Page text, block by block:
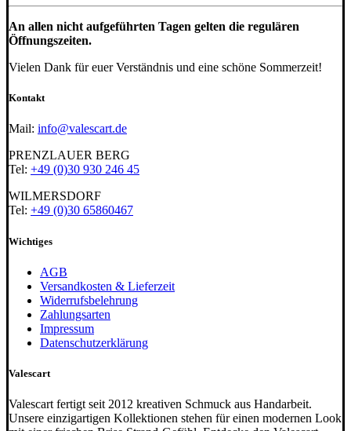
An allen nicht aufgeführten Tagen gelten die regulären
Öffnungszeiten.
Vielen Dank für euer Verständnis und eine schöne Sommerzeit!
Kontakt
Mail: info@valescart.de
PRENZLAUER BERG
Tel: +49 (0)30 930 246 45
WILMERSDORF
Tel: +49 (0)30 65860467
Wichtiges
AGB
Versandkosten & Lieferzeit
Widerrufsbelehrung
Zahlungsarten
Impressum
Datenschutzerklärung
Valescart
Valescart fertigt seit 2012 kreativen Schmuck aus Handarbeit.
Unsere einzigartigen Kollektionen stehen für einen modernen Look